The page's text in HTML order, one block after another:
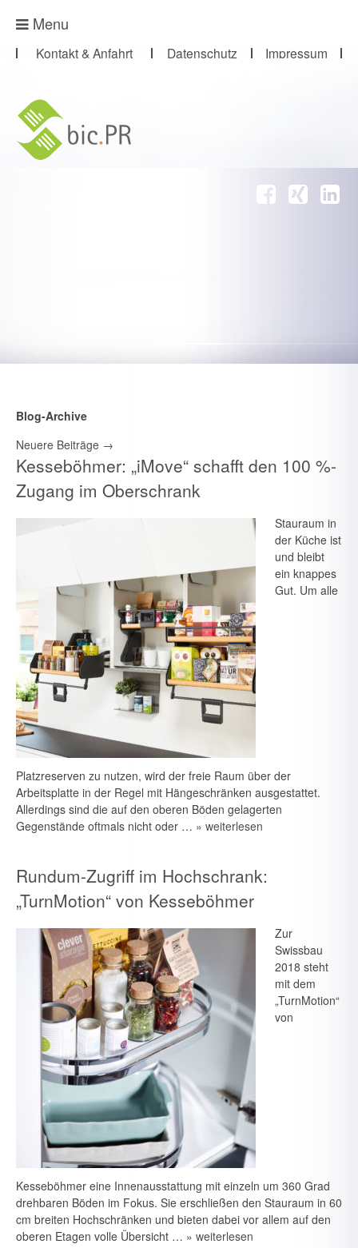
Menu
Presse-Abo
Kontakt & Anfahrt Datenschutz Impressum
Blog-Archive
Neuere Beiträge →
Kesseböhmer: „iMove“ schafft den 100 %-
Zugang im Oberschrank
Stauraum in
der Küche ist
und bleibt
ein knappes
Gut. Um alle
Platzreserven zu nutzen, wird der freie Raum über der
Arbeitsplatte in der Regel mit Hängeschränken ausgestattet.
Allerdings sind die auf den oberen Böden gelagerten
Gegenstände oftmals nicht oder … » weiterlesen
Rundum-Zugriff im Hochschrank:
„TurnMotion“ von Kesseböhmer
Zur
Swissbau
2018 steht
mit dem
„TurnMotion“
von
Kesseböhmer eine Innenausstattung mit einzeln um 360 Grad
drehbaren Böden im Fokus. Sie er­schließen den Stauraum in 60
cm breiten Hochschränken und bieten dabei vor allem auf den
oberen Etagen volle Übersicht … » weiterlesen